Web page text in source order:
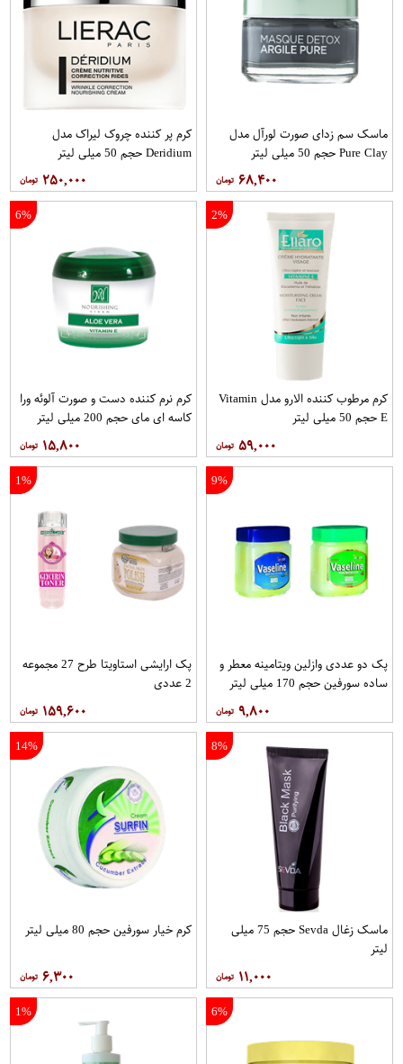
ماسک سم زدای صورت لورآل مدل
Pure Clay حجم 50 میلی لیتر
۶۸,۴۰۰
کرم پر کننده چروک لیراک مدل
Deridium حجم 50 میلی لیتر
۲۵۰,۰۰۰
2%
کرم مرطوب کننده الارو مدل Vitamin
E حجم 50 میلی لیتر
۵۹,۰۰۰
6%
کرم نرم کننده دست و صورت آلوئه ورا
کاسه ای مای حجم 200 میلی لیتر
۱۵,۸۰۰
9%
پک دو عددی وازلین ویتامینه معطر و
ساده سورفین حجم 170 میلی لیتر
۹,۸۰۰
1%
پک ارایشی استاویتا طرح 27 مجموعه
2 عددی
۱۵۹,۶۰۰
8%
ماسک زغال Sevda حجم 75 میلی
لیتر
۱۱,۰۰۰
14%
کرم خیار سورفین حجم 80 میلی لیتر
۶,۳۰۰
6%
1%